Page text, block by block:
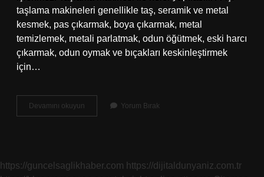
taşlama makineleri genellikle taş, seramik ve metal
kesmek, pas çıkarmak, boya çıkarmak, metal
temizlemek, metali parlatmak, odun öğütmek, eski harcı
çıkarmak, odun oymak ve bıçakları keskinleştirmek
için…
Devamını okuyun Taşlama
Makinası
Yorum Bırak
https://guncelsaglikhaber.com https://dijitaldunyaniz.com.tr